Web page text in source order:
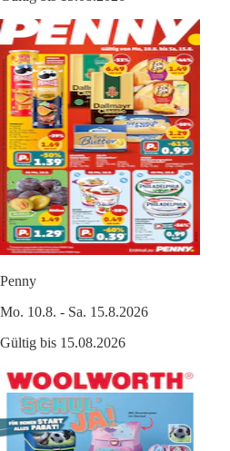
Penny
Mo. 10.8. - Sa. 15.8.2026
Gültig bis 15.08.2026